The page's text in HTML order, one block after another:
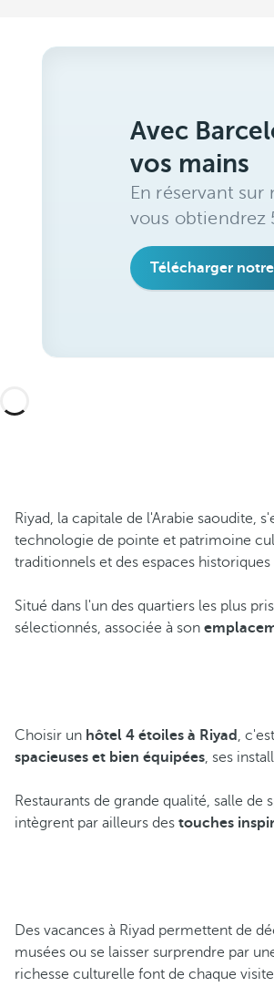
Avec
vos mains
En réservant
vous obtiendrez
Télécharger
Riyad, la capitale de l'Arabie saoudite,
technologie de pointe et patrimoine
traditionnels et des espaces
Situé dans l'un des quartiers les plus
sélectionnés, associée à son
Choisir un hôtel 4 étoiles à Riyad ,
spacieuses et bien équipées, ses
Restaurants de grande qualité, salle
intègrent par ailleurs des touches
Des vacances à Riyad permettent de
musées ou se laisser surprendre par
richesse culturelle font de chaque